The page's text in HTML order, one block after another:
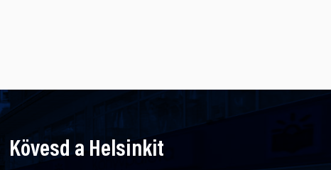
Kövesd a Helsinkit